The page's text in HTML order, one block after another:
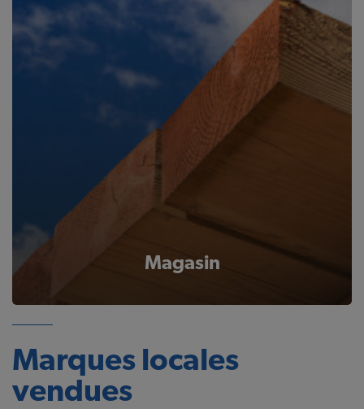
Magasin
Marques locales
vendues